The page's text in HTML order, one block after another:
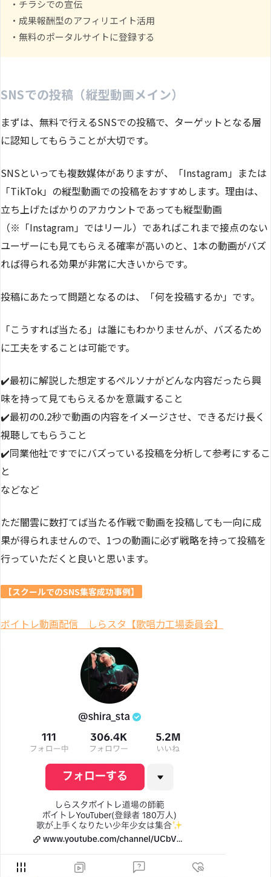
・チラシでの宣伝
・成果報酬型のアフィリエイト活用
・無料のポータルサイトに登録する
SNSでの投稿（縦型動画メイン）
まずは、無料で行えるSNSでの投稿で、ターゲットとなる層
に認知してもらうことが大切です。
SNSといっても複数媒体がありますが、「Instagram」または
「TikTok」の縦型動画での投稿をおすすめします。理由は、
立ち上げたばかりのアカウントであっても縦型動画
（※「Instagram」ではリール）であればこれまで接点のない
ユーザーにも見てもらえる確率が高いのと、1本の動画がバズ
れば得られる効果が非常に大きいからです。
投稿にあたって問題となるのは、「何を投稿するか」です。
「こうすれば当たる」は誰にもわかりませんが、バズるため
に工夫をすることは可能です。
✔️最初に解説した想定するペルソナがどんな内容だったら興
味を持って見てもらえるかを意識すること
✔️最初の0.2秒で動画の内容をイメージさせ、できるだけ長く
視聴してもらうこと
✔️同業他社ですでにバズっている投稿を分析して参考にするこ
と
などなど
ただ闇雲に数打てば当たる作戦で動画を投稿しても一向に成
果が得られませんので、1つの動画に必ず戦略を持って投稿を
行っていただくと良いと思います。
【スクールでのSNS集客成功事例】
ボイトレ動画配信 しらスタ【歌唱力工場委員会】